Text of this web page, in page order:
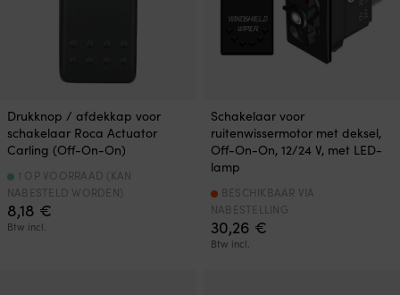
Drukknop / afdekkap voor
schakelaar Roca Actuator
Carling (Off-On-On)
8,18 €
Btw incl.
1 OP VOORRAAD (KAN
NABESTELD WORDEN)
Schakelaar voor
ruitenwissermotor met deksel,
Off-On-On, 12/24 V, met LED-
lamp
30,26 €
Btw incl.
BESCHIKBAAR VIA
NABESTELLING